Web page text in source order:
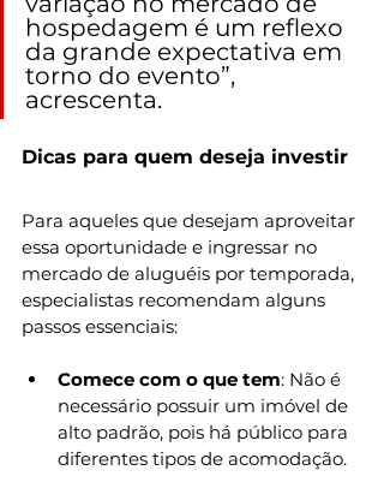
hospedagem é um reflexo
da grande expectativa em
torno do evento”,
acrescenta.
Dicas para quem deseja investir
Para aqueles que desejam aproveitar
essa oportunidade e ingressar no
mercado de aluguéis por temporada,
especialistas recomendam alguns
passos essenciais:
Comece com o que tem: Não é
necessário possuir um imóvel de
alto padrão, pois há público para
diferentes tipos de acomodação.